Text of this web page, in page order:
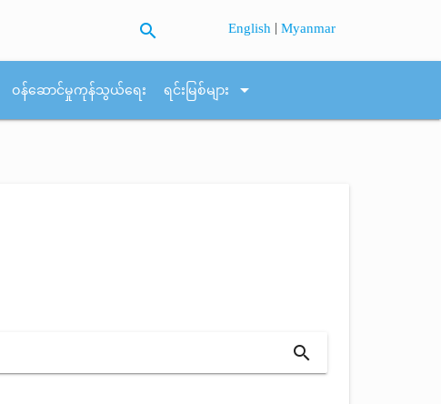
search English |Myanmar
ဝန်ဆောင်မှုကုန်သွယ်ရေး ရင်းမြစ်များ arrow_drop_down
search